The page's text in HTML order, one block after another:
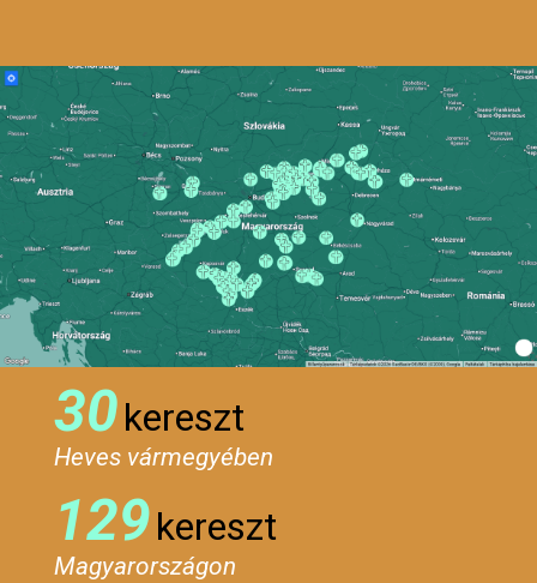
30kereszt
Heves vármegyében
129kereszt
Magyarországon